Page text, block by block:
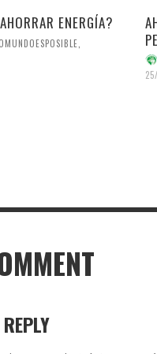
ENERGÍA?